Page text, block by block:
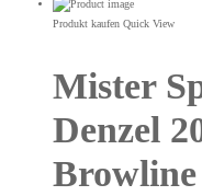
Produkt kaufen Quick View
Mister
Denzel